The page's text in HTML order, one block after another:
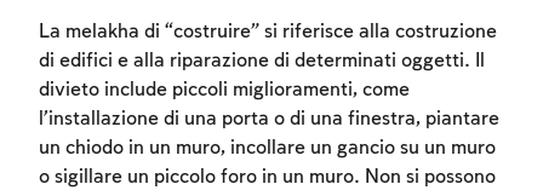
La melakha di “costruire” si riferisce alla costruzione
di edifici e alla riparazione di determinati oggetti. Il
divieto include piccoli miglioramenti, come
l’installazione di una porta o di una finestra, piantare
un chiodo in un muro, incollare un gancio su un muro
o sigillare un piccolo foro in un muro. Non si possono